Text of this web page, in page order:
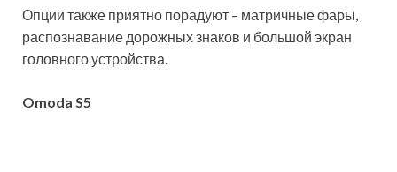
Опции также приятно порадуют – матричные фары,
распознавание дорожных знаков и большой экран
головного устройства.
Omoda S5